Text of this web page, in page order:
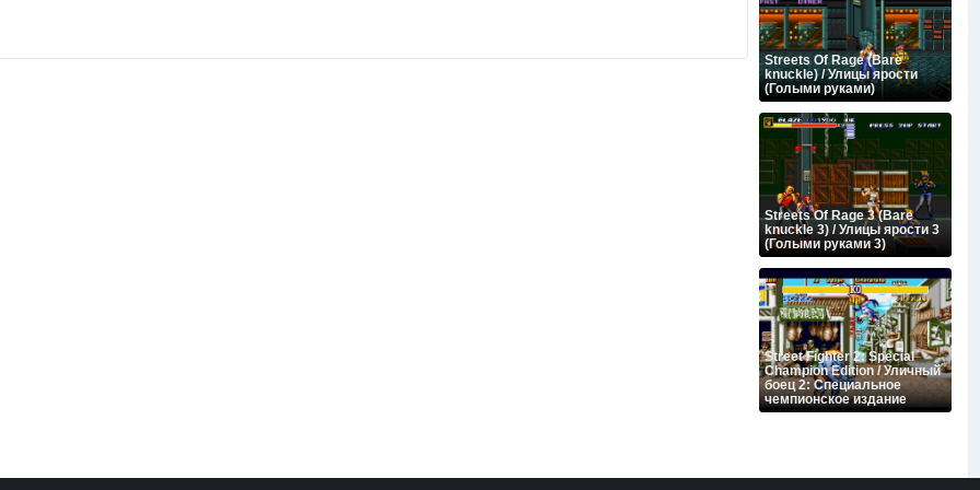
Streets Of Rage (Bare
knuckle) / Улицы ярости
(Голыми руками)
Streets Of Rage 3 (Bare
knuckle 3) / Улицы ярости 3
(Голыми руками 3)
Street Fighter 2: Special
Champion Edition / Уличный
боец 2: Специальное
чемпионское издание